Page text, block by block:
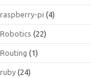
raspberry-pi (4)
Robotics (22)
Routing (1)
ruby (24)